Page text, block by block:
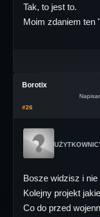
Tak, to jest to.
Moim zdaniem ten
Borotix
#26
Bosze widzisz i
Kolejny projekt
Co do przed